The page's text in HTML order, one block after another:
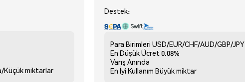
Küçük miktarlar
Destek:
Para Birimleri USD/EUR/CHF/AUD/GBP/JPY
En Düşük Ücret 0.08%
Varış Anında
En İyi Kullanım Büyük miktar